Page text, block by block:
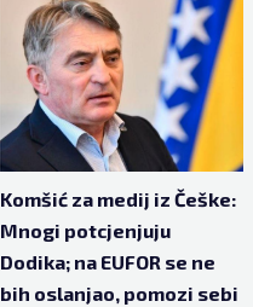
Komšić za medij iz Češke:
Mnogi potcjenjuju
Dodika; na EUFOR se ne
bih oslanjao, pomozi sebi